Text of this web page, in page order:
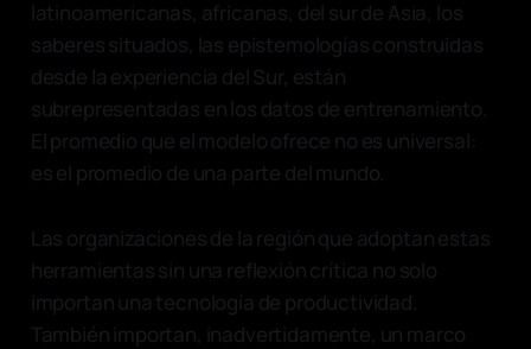
latinoamericanas, africanas, del sur de Asia, los
saberes situados, las epistemologías construidas
desde la experiencia del Sur, están
subrepresentadas en los datos de entrenamiento.
El promedio que el modelo ofrece no es universal:
es el promedio de una parte del mundo.
Las organizaciones de la región que adoptan estas
herramientas sin una reflexión crítica no solo
importan una tecnología de productividad.
También importan, inadvertidamente, un marco